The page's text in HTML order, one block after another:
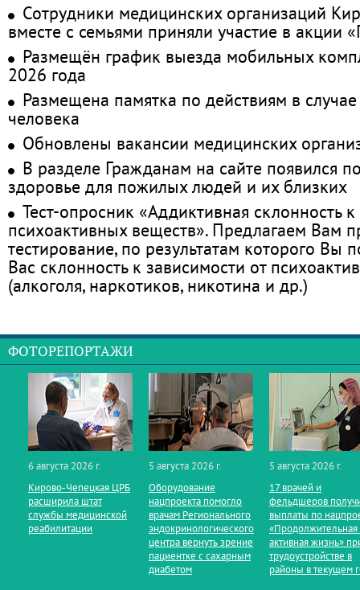
Сотрудники медицинских организаций
вместе с семьями приняли участие в акции
Размещён график выезда мобильных
2026 года
Размещена памятка по действиям в
человека
Обновлены вакансии медицинских
В разделе Гражданам на сайте появился
здоровье для пожилых людей и их близких
Тест-опросник «Аддиктивная склонность
психоактивных веществ». Предлагаем Вам
тестирование, по результатам которого Вы
Вас склонность к зависимости от
(алкоголя, наркотиков, никотина и др.)
ФОТОРЕПОРТАЖИ
6 августа 2026 г.
Кирово‑Чепецкая ЦРБ
расширила штат
службы медицинской
реабилитации
5 августа 2026 г.
Оборудование
нацпроекта помогло
врачам Регионального
эндокринологического
центра вернуть зрение
пациентке с сахарным
диабетом
5 августа 2026 г.
17 врачей и
фельдшеров
выплаты по
«Продолжительная
активная жизнь»
трудоустройстве в
районы в текущем